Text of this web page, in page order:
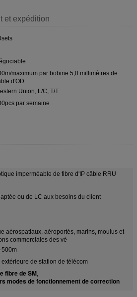
et expédition
maximum par bobine 5,0 millimètres de
d'OD
Union, L/C, T/T
par semaine
imperméable de fibre d'IP câble RRU
ou de LC aux besoins du client
aérospatiaux, aéroportés, marins, moulus et
commerciales des vé
500m
de station de télécom
fibre de SM,
modes de fonctionnement de correction